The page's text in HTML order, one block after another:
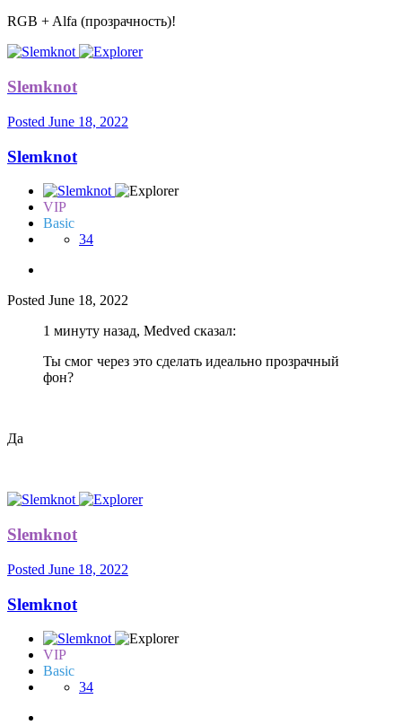
RGB + Alfa (прозрачность)!
Slemknot
Posted June 18, 2022
Slemknot
VIP
Basic
34
Posted June 18, 2022
1 минуту назад, Medved сказал:
Ты смог через это сделать идеально прозрачный
фон?
Да
Slemknot
Posted June 18, 2022
Slemknot
VIP
Basic
34